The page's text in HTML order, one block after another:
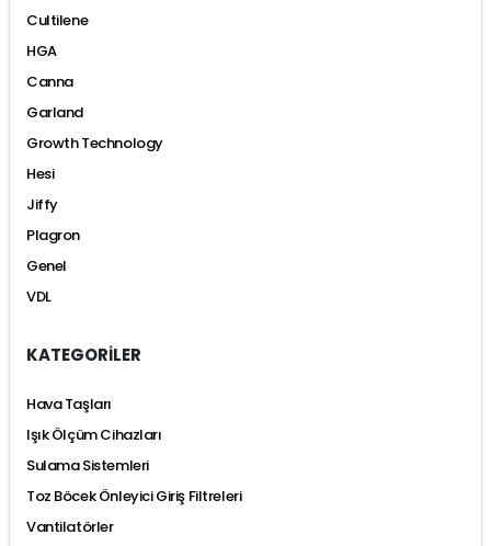
Cultilene
HGA
Canna
Garland
Growth Technology
Hesi
Jiffy
Plagron
Genel
VDL
KATEGORİLER
Hava Taşları
Işık Ölçüm Cihazları
Sulama Sistemleri
Toz Böcek Önleyici Giriş Filtreleri
Vantilatörler